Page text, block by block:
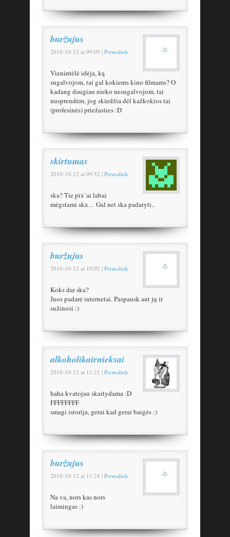
buržujus
2010-10-12 at 09:09 | Permalink
Vienintėlė idėja, ką
sugalvojom, tai gal kokiems kino filmams? O
kadang daugiau nieko nesugalvojom, tai
nusprendėm, jog skiedžia dėl kažkokios tai
(profesinės) priežasties :D
skirtumas
2010-10-12 at 09:52 | Permalink
ska? Tie pix’ai labai
mėgstami ska… Gal net ska padaryti..
buržujus
2010-10-12 at 10:02 | Permalink
Koks dar ska?
Juos padarė internetai. Paspausk ant jų ir
sužinosi :)
alkoholikairnieksai
2010-10-12 at 11:21 | Permalink
haha kvatojau skaitydama :D
FFFFFFFF
smagi istorija, gerai kad gerai baigės :)
buržujus
2010-10-12 at 11:24 | Permalink
Na va, nors kas nors
laimingas :)